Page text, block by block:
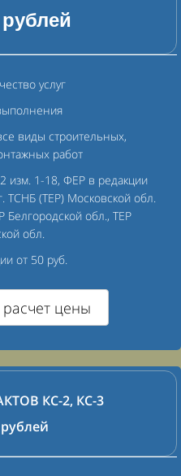
услуг
виды строительных,
работ
изм. 1-18, ФЕР в редакции
ТСНБ (ТЕР) Московской обл.
Белгородской обл., ТЕР
обл.
от 50 руб.
цены
КС-2, КС-3